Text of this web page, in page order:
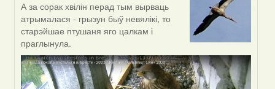
In
reply
to
by
Harrier
А за сорак хвілін перад тым вырваць
атрымалася - грызун быў невялікі, то
старэйшае птушаня яго цалкам і
праглынула.